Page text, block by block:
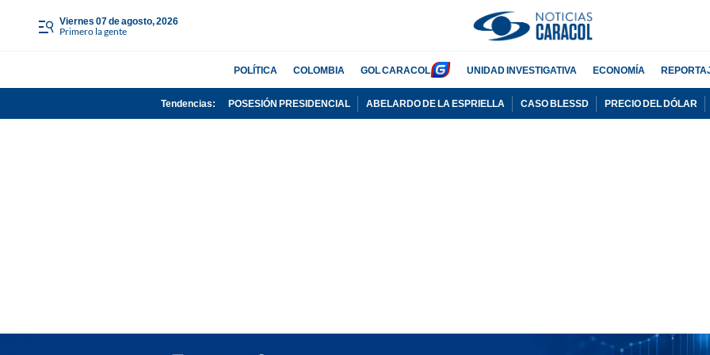
viernes 07 de agosto, 2026
Primero la gente
POLÍTICA COLOMBIA GOL CARACOL UNIDAD INVESTIGATIVA ECONOMÍA
Tendencias: POSESIÓN PRESIDENCIAL ABELARDO DE LA ESPRIELLA CASO BLESSD PRECIO DEL DÓLAR